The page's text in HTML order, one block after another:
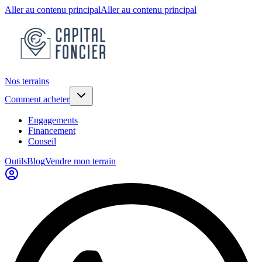
Aller au contenu principalAller au contenu principal
Nos terrains
Comment acheter
Engagements
Financement
Conseil
OutilsBlogVendre mon terrain